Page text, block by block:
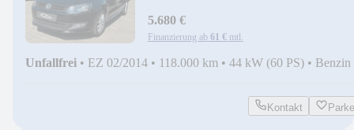
5.680 €
Finanzierung ab 61 € mtl.
Unfallfrei • EZ 02/2014 • 118.000 km • 44 kW (60 PS) • Benzin
Kontakt